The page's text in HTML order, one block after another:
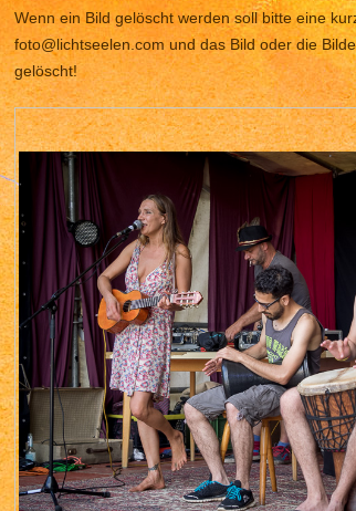
Wenn ein Bild gelöscht werden soll bitte eine
foto@lichtseelen.com und das Bild oder die
gelöscht!